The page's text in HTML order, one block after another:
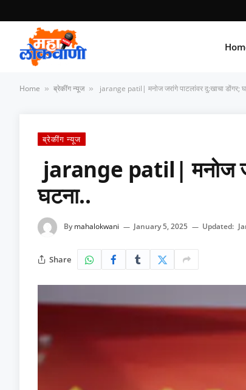
Home » ब्रेकींग न्यूज » jarange patil| मनोज जरांगे पाटलांवर दु:खाचा डोंगर;
ब्रेकींग न्यूज
jarange patil| मनोज
घटना..
By mahalokwani January 5, 2025 Updated:
Share